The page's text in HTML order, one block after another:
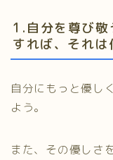
1.自分を尊び敬
すれば、それは
自分にもっと優し
よう。
また、その優しさ